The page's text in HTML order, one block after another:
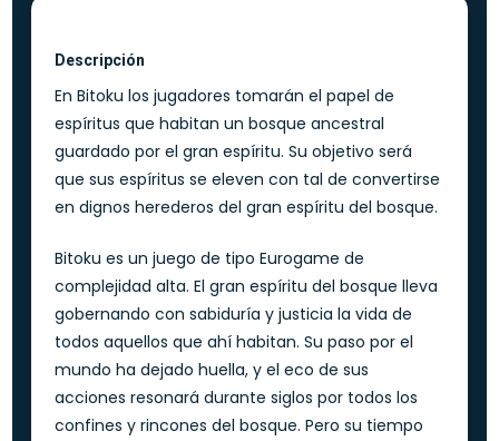
Descripción
En Bitoku los jugadores tomarán el papel de
espíritus que habitan un bosque ancestral
guardado por el gran espíritu. Su objetivo será
que sus espíritus se eleven con tal de convertirse
en dignos herederos del gran espíritu del bosque.
Bitoku es un juego de tipo Eurogame de
complejidad alta. El gran espíritu del bosque lleva
gobernando con sabiduría y justicia la vida de
todos aquellos que ahí habitan. Su paso por el
mundo ha dejado huella, y el eco de sus
acciones resonará durante siglos por todos los
confines y rincones del bosque. Pero su tiempo